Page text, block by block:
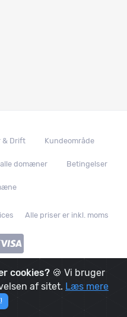
& Drift Kundeområde
domæner Betingelser
Alle priser er inkl. moms
made it with in Denmark
cookies?🍪 Vi bruger
af sitet. Læs mere